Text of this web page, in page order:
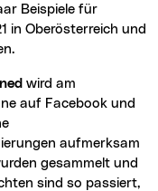
Beispiele für
in Oberösterreich und
wird am
auf Facebook und
aufmerksam
gesammelt und
sind so passiert,